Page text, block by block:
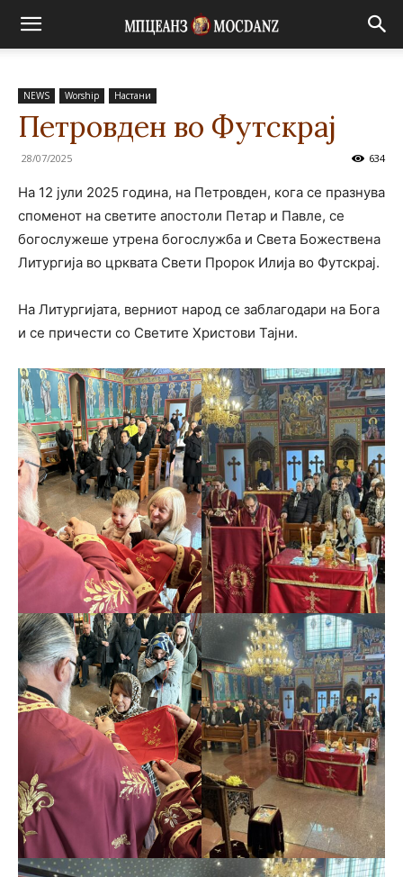
NEWS Worship Настани
Петровден во Футскрај
28/07/2025 634
На 12 јули 2025 година, на Петровден, кога се празнува
споменот на светите апостоли Петар и Павле, се
богослужеше утрена богослужба и Света Божествена
Литургија во црквата Свети Пророк Илија во Футскрај.
На Литургијата, верниот народ се заблагодари на Бога
и се причести со Светите Христови Тајни.